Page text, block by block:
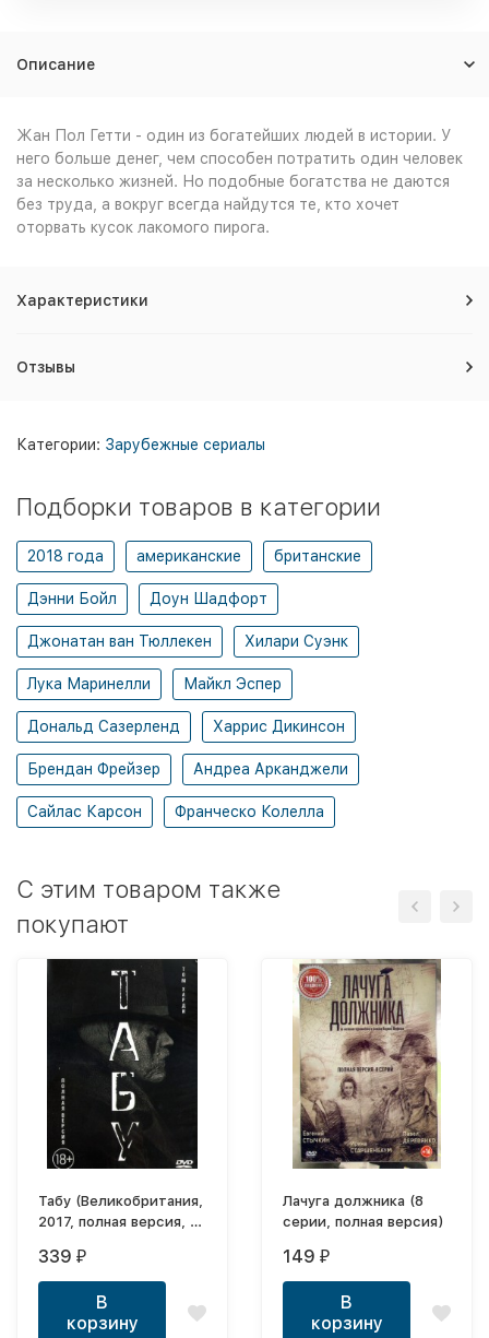
Описание
Жан Пол Гетти - один из богатейших людей в истории. У
него больше денег, чем способен потратить один человек
за несколько жизней. Но подобные богатства не даются
без труда, а вокруг всегда найдутся те, кто хочет
оторвать кусок лакомого пирога.
Характеристики
Отзывы
Категории: Зарубежные сериалы
Подборки товаров в категории
2018 года американские британские
Дэнни Бойл Доун Шадфорт
Джонатан ван Тюллекен Хилари Суэнк
Лука Маринелли Майкл Эспер
Дональд Сазерленд Харрис Дикинсон
Брендан Фрейзер Андреа Арканджели
Сайлас Карсон Франческо Колелла
C этим товаром также
покупают
Табу (Великобритания,
2017, полная версия, 8
339 ₽
В
корзину
Лачуга должника (8
серии, полная версия)
149 ₽
В
корзину